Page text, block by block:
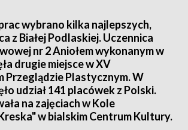
wybrano kilka najlepszych,
z Białej Podlaskiej. Uczennica
nr 2 Aniołem wykonanym w
drugie miejsce w XV
Przeglądzie Plastycznym. W
udział 141 placówek z Polski.
na zajęciach w Kole
w bialskim Centrum Kultury.